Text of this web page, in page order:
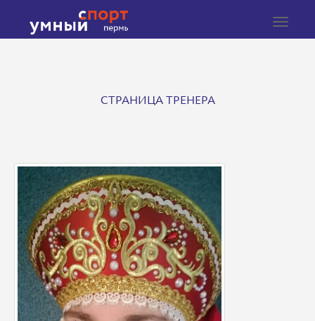
Toggle
СТРАНИЦА ТРЕНЕРА